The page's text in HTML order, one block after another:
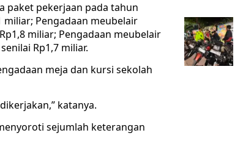
paket pekerjaan pada tahun
miliar; Pengadaan meubelair
miliar; Pengadaan meubelair
Rp1,7 miliar.
meja dan kursi sekolah
katanya.
sejumlah keterangan